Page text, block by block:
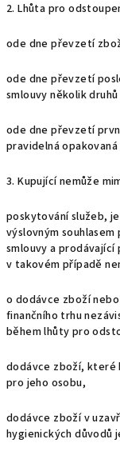
2. Lhůta pro
ode dne převzetí
ode dne převzetí
smlouvy několik
ode dne převzetí
pravidelná
3. Kupující nemůže
poskytování služeb,
výslovným
smlouvy a prodávající
v takovém případě
o dodávce zboží
finančního trhu
během lhůty pro
dodávce zboží, které
pro jeho osobu,
dodávce zboží v
hygienických důvodů